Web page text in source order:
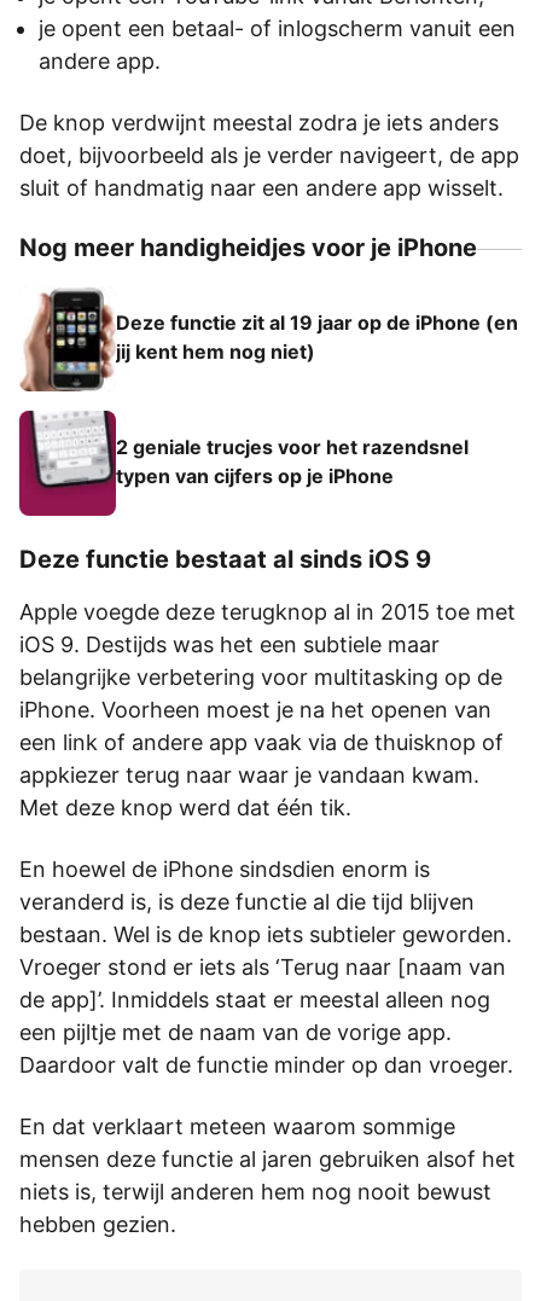
je opent een betaal- of inlogscherm vanuit een
andere app.
De knop verdwijnt meestal zodra je iets anders
doet, bijvoorbeeld als je verder navigeert, de app
sluit of handmatig naar een andere app wisselt.
Nog meer handigheidjes voor je iPhone
Deze functie zit al 19 jaar op de iPhone (en
jij kent hem nog niet)
2 geniale trucjes voor het razendsnel
typen van cijfers op je iPhone
Deze functie bestaat al sinds iOS 9
Apple voegde deze terugknop al in 2015 toe met
iOS 9. Destijds was het een subtiele maar
belangrijke verbetering voor multitasking op de
iPhone. Voorheen moest je na het openen van
een link of andere app vaak via de thuisknop of
appkiezer terug naar waar je vandaan kwam.
Met deze knop werd dat één tik.
En hoewel de iPhone sindsdien enorm is
veranderd is, is deze functie al die tijd blijven
bestaan. Wel is de knop iets subtieler geworden.
Vroeger stond er iets als ‘Terug naar [naam van
de app]’. Inmiddels staat er meestal alleen nog
een pijltje met de naam van de vorige app.
Daardoor valt de functie minder op dan vroeger.
En dat verklaart meteen waarom sommige
mensen deze functie al jaren gebruiken alsof het
niets is, terwijl anderen hem nog nooit bewust
hebben gezien.